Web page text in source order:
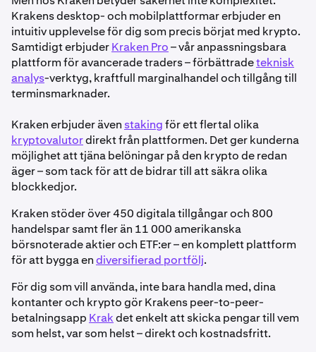
Krakens desktop- och mobilplattformar erbjuder en
intuitiv upplevelse för dig som precis börjat med krypto.
Samtidigt erbjuderKraken Pro– vår anpassningsbara
plattform för avancerade traders – förbättradeteknisk
analys-verktyg, kraftfull marginalhandel och tillgång till
terminsmarknader.
Kraken erbjuder även stakingför ett flertal olika
kryptovalutordirekt från plattformen. Det ger kunderna
möjlighet att tjäna belöningar på den krypto de redan
äger – som tack för att de bidrar till att säkra olika
blockkedjor.
Kraken stöder över 450 digitala tillgångar och 800
handelspar samt fler än 11 000 amerikanska
börsnoterade aktier och ETF:er – en komplett plattform
för att bygga endiversifierad portfölj.
För dig som vill använda, inte bara handla med, dina
kontanter och krypto gör Krakens peer-to-peer-
betalningsapp Krakdet enkelt att skicka pengar till vem
som helst, var som helst – direkt och kostnadsfritt.